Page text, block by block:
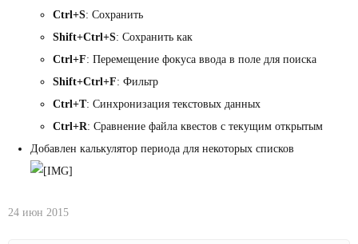
Ctrl+S: Сохранить
Shift+Ctrl+S: Сохранить как
Ctrl+F: Перемещение фокуса ввода в поле для поиска
Shift+Ctrl+F: Фильтр
Ctrl+T: Синхронизация текстовых данных
Ctrl+R: Сравнение файла квестов с текущим открытым
Добавлен калькулятор периода для некоторых списков
24 июн 2015